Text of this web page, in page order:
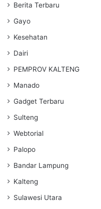
Berita Terbaru
Gayo
Kesehatan
Dairi
PEMPROV KALTENG
Manado
Gadget Terbaru
Sulteng
Webtorial
Palopo
Bandar Lampung
Kalteng
Sulawesi Utara